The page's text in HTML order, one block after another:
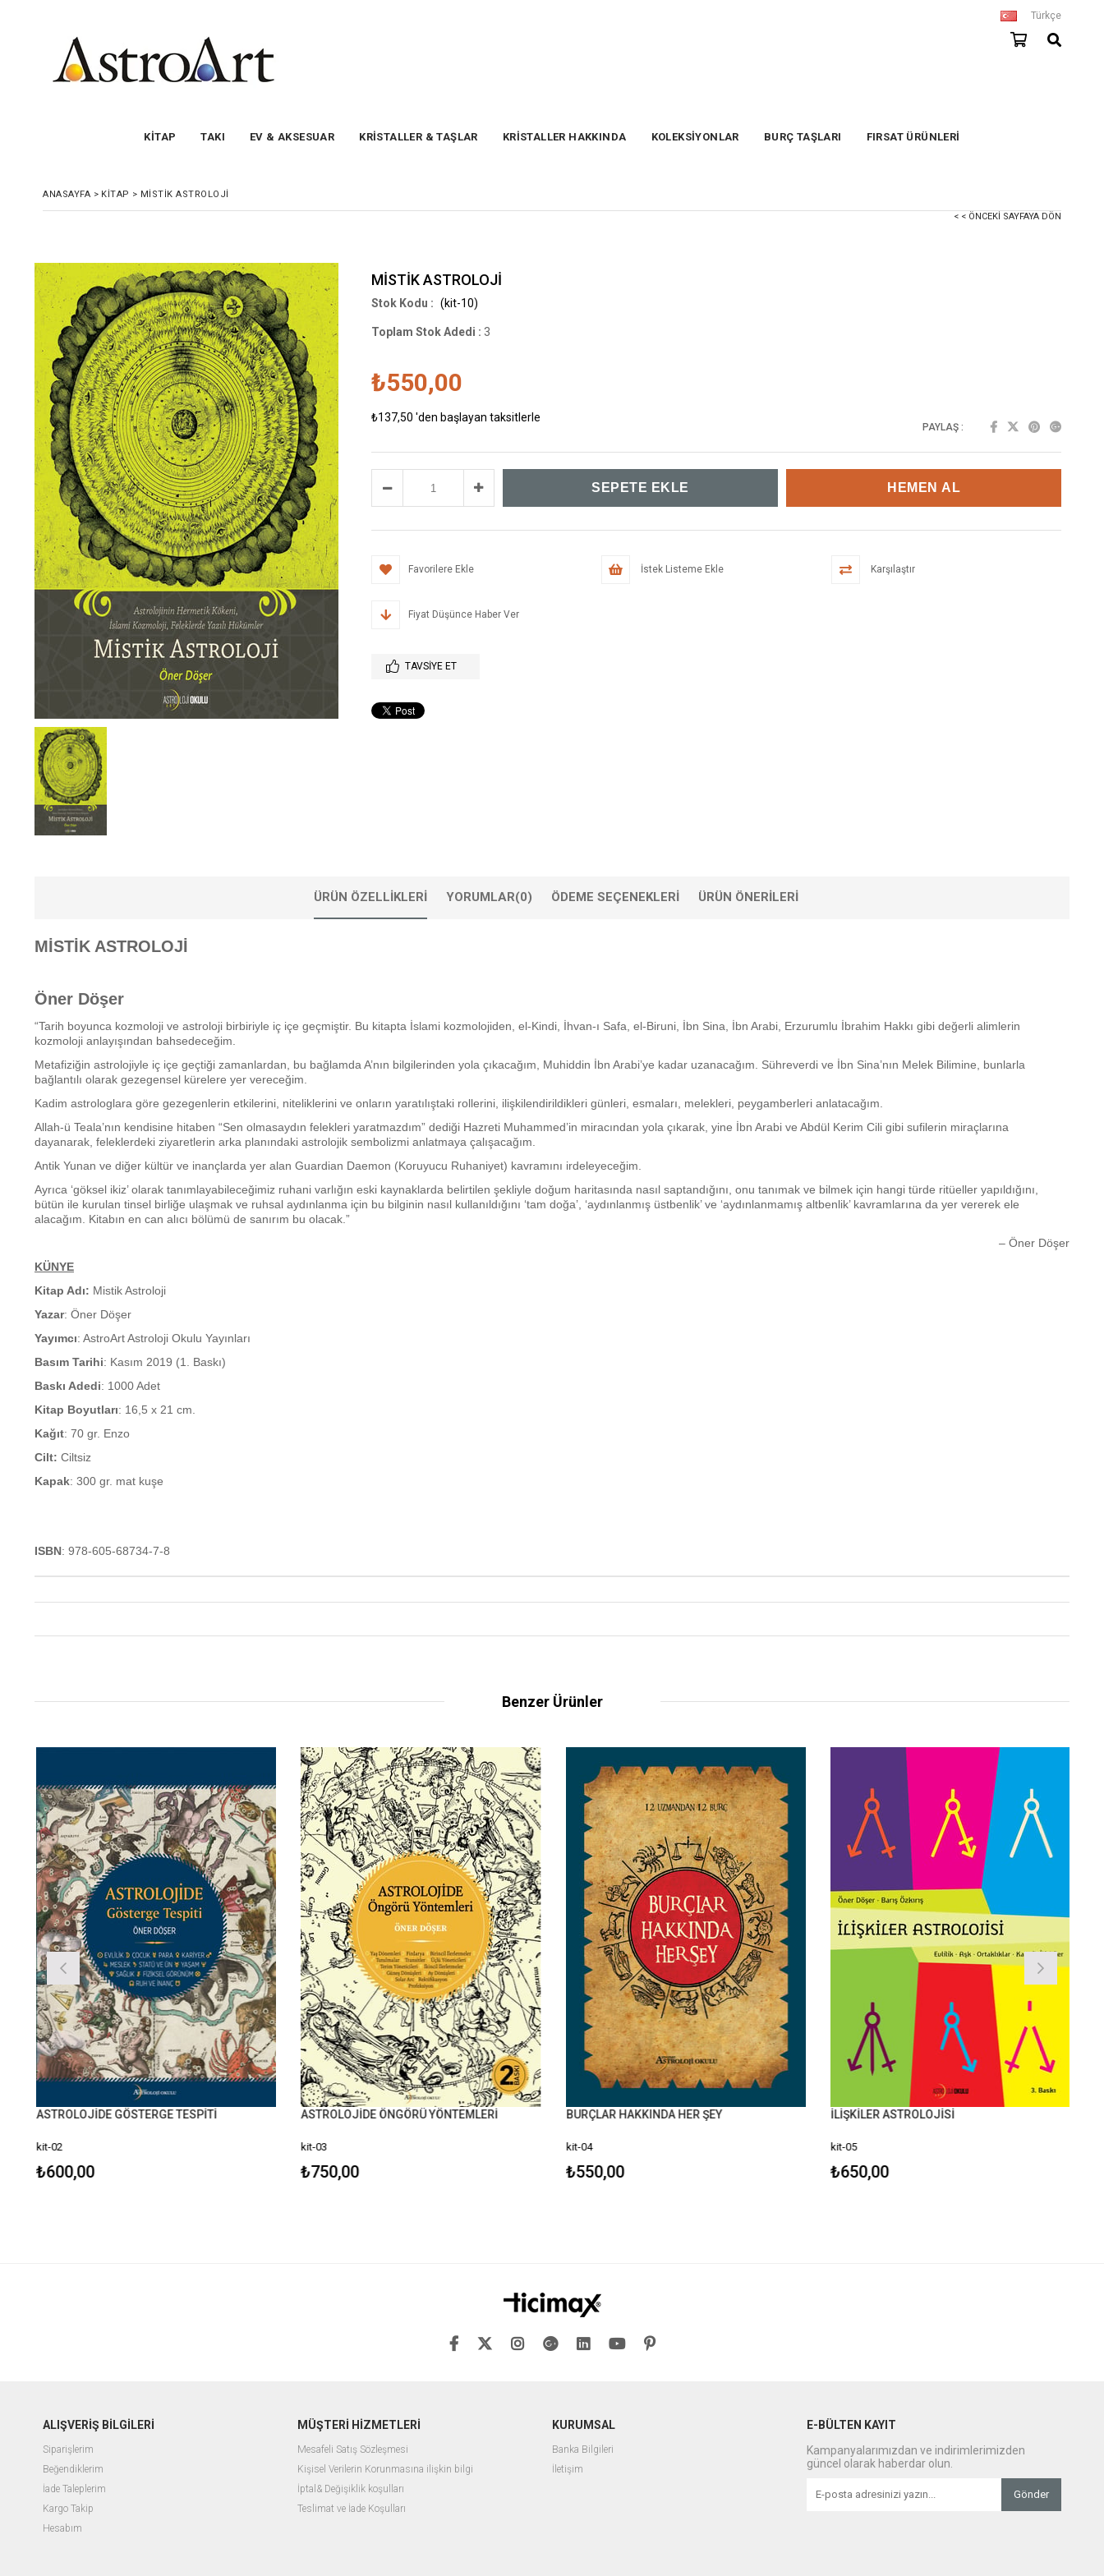
Türkçe
KİTAP TAKI EV & AKSESUAR KRİSTALLER & TAŞLAR KRİSTALLER HAKKINDA KOLEKSİYONLAR BURÇ TAŞLARI FIRSAT ÜRÜNLERİ
ANASAYFA > KİTAP > MİSTİK ASTROLOJİ
< < ÖNCEKI SAYFAYA DÖN
MİSTİK ASTROLOJİ
(kit-10)
Toplam Stok Adedi : 3
₺550,00
₺137,50 'den başlayan taksitlerle
PAYLAŞ :
Favorilere Ekle İstek Listeme Ekle Karşılaştır
Fiyat Düşünce Haber Ver
TAVSIYE ET
ÜRÜN ÖZELLIKLERI YORUMLAR(0) ÖDEME SEÇENEKLERI ÜRÜN ÖNERILERI
MİSTİK ASTROLOJİ
Öner Döşer
“Tarih boyunca kozmoloji ve astroloji birbiriyle iç içe geçmiştir. Bu kitapta İslami kozmolojiden, el-Kindi, İhvan-ı Safa, el-Biruni, İbn Sina, İbn Arabi, Erzurumlu İbrahim Hakkı gibi değerli alimlerin
kozmoloji anlayışından bahsedeceğim.
Metafiziğin astrolojiyle iç içe geçtiği zamanlardan, bu bağlamda A’nın bilgilerinden yola çıkacağım, Muhiddin İbn Arabi’ye kadar uzanacağım. Sühreverdi ve İbn Sina’nın Melek Bilimine, bunlarla
bağlantılı olarak gezegensel kürelere yer vereceğim.
Kadim astrologlara göre gezegenlerin etkilerini, niteliklerini ve onların yaratılıştaki rollerini, ilişkilendirildikleri günleri, esmaları, melekleri, peygamberleri anlatacağım.
Allah-ü Teala’nın kendisine hitaben “Sen olmasaydın felekleri yaratmazdım” dediği Hazreti Muhammed’in miracından yola çıkarak, yine İbn Arabi ve Abdül Kerim Cili gibi sufilerin miraçlarına
dayanarak, feleklerdeki ziyaretlerin arka planındaki astrolojik sembolizmi anlatmaya çalışacağım.
Antik Yunan ve diğer kültür ve inançlarda yer alan Guardian Daemon (Koruyucu Ruhaniyet) kavramını irdeleyeceğim.
Ayrıca ‘göksel ikiz’ olarak tanımlayabileceğimiz ruhani varlığın eski kaynaklarda belirtilen şekliyle doğum haritasında nasıl saptandığını, onu tanımak ve bilmek için hangi türde ritüeller yapıldığını,
bütün ile kurulan tinsel birliğe ulaşmak ve ruhsal aydınlanma için bu bilginin nasıl kullanıldığını ‘tam doğa’, ‘aydınlanmış üstbenlik’ ve ‘aydınlanmamış altbenlik’ kavramlarına da yer vererek ele
alacağım. Kitabın en can alıcı bölümü de sanırım bu olacak.”
– Öner Döşer
KÜNYE
Kitap Adı: Mistik Astroloji
Yazar: Öner Döşer
Yayımcı: AstroArt Astroloji Okulu Yayınları
Basım Tarihi: Kasım 2019 (1. Baskı)
Baskı Adedi: 1000 Adet
Kitap Boyutları: 16,5 x 21 cm.
Kağıt: 70 gr. Enzo
Cilt: Ciltsiz
Kapak: 300 gr. mat kuşe
ISBN: 978-605-68734-7-8
Benzer Ürünler
ASTROLOJİDE GÖSTERGE TESPİTİ
kit-02
₺600,00
ASTROLOJİDE ÖNGÖRÜ YÖNTEMLERİ
kit-03
₺750,00
BURÇLAR HAKKINDA HER ŞEY
kit-04
₺550,00
İLİŞKİLER ASTROLOJİSİ
kit-05
₺650,00
ALIŞVERİŞ BİLGİLERİ
Siparişlerim
Beğendiklerim
İade Taleplerim
Kargo Takip
Hesabım
MÜŞTERİ HİZMETLERİ
Mesafeli Satış Sözleşmesi
Kişisel Verilerin Korunmasına ilişkin bilgi
İptal& Değişiklik koşulları
Teslimat ve İade Koşulları
KURUMSAL
Banka Bilgileri
İletişim
E-BÜLTEN KAYIT
Kampanyalarımızdan ve indirimlerimizden
güncel olarak haberdar olun.
Gönder